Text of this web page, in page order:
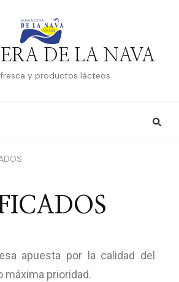
DE LA NAVA
y productos lácteos
apuesta por la calidad del
máxima prioridad.